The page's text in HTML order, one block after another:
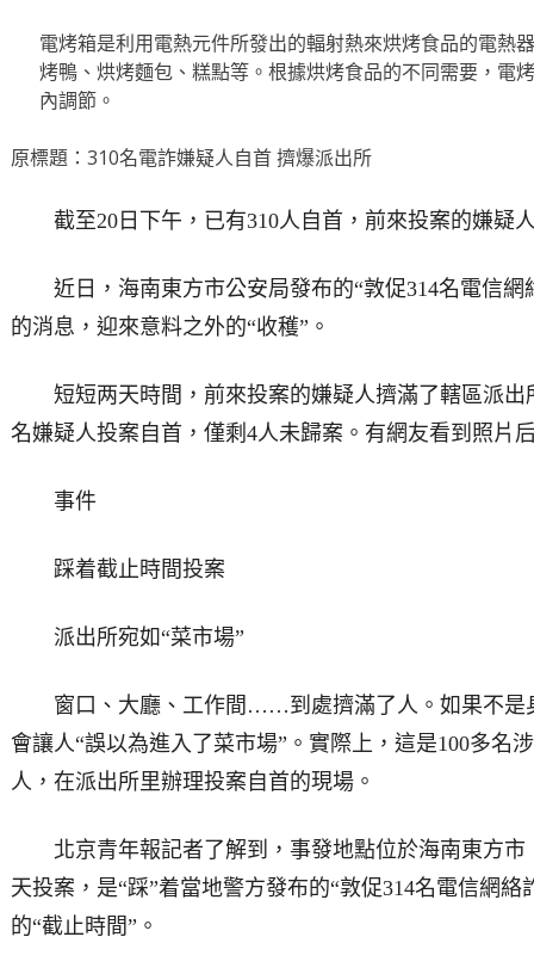
電烤箱是利用電熱元件所發出的輻射熱來烘烤食品的電熱
烤鴨、烘烤麵包、糕點等。根據烘烤食品的不同需要，電
內調節。
原標題：310名電詐嫌疑人自首 擠爆派出所
截至20日下午，已有310人自首，前來投案的嫌疑
近日，海南東方市公安局發布的“敦促314名電信網
的消息，迎來意料之外的“收穫”。
短短两天時間，前來投案的嫌疑人擠滿了轄區派出
名嫌疑人投案自首，僅剩4人未歸案。有網友看到照片
事件
踩着截止時間投案
派出所宛如“菜市場”
窗口、大廳、工作間……到處擠滿了人。如果不是
會讓人“誤以為進入了菜市場”。實際上，這是100多名
人，在派出所里辦理投案自首的現場。
北京青年報記者了解到，事發地點位於海南東方市
天投案，是“踩”着當地警方發布的“敦促314名電信網
的“截止時間”。